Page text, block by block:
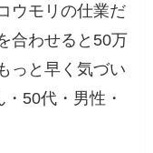
ウモリの仕業だ
合わせると50万
っと早く気づい
50代・男性・